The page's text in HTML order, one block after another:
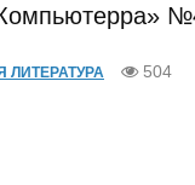
504